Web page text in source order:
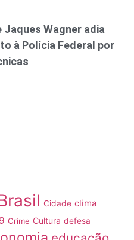
Jaques Wagner adia
à Polícia Federal por
Cidade clima
Crime Cultura defesa